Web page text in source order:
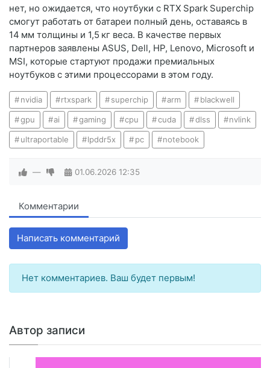
нет, но ожидается, что ноутбуки с RTX Spark Superchip
смогут работать от батареи полный день, оставаясь в
14 мм толщины и 1,5 кг веса. В качестве первых
партнеров заявлены ASUS, Dell, HP, Lenovo, Microsoft и
MSI, которые стартуют продажи премиальных
ноутбуков с этими процессорами в этом году.
nvidia rtxspark superchip arm blackwell
gpu ai gaming cpu cuda dlss nvlink
ultraportable lpddr5x pc notebook
— 01.06.2026 12:35
Комментарии
Написать комментарий
Нет комментариев. Ваш будет первым!
Автор записи